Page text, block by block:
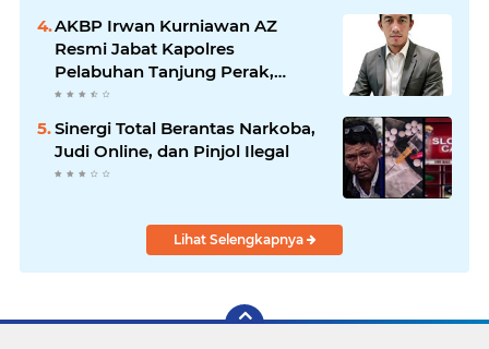
AKBP Irwan Kurniawan AZ
Resmi Jabat Kapolres
Pelabuhan Tanjung Perak,
Pimpinan Redaksi
HarianMataBerita.com
Sampaikan Ucapan Selamat
Sinergi Total Berantas Narkoba,
Judi Online, dan Pinjol Ilegal
Lihat Selengkapnya